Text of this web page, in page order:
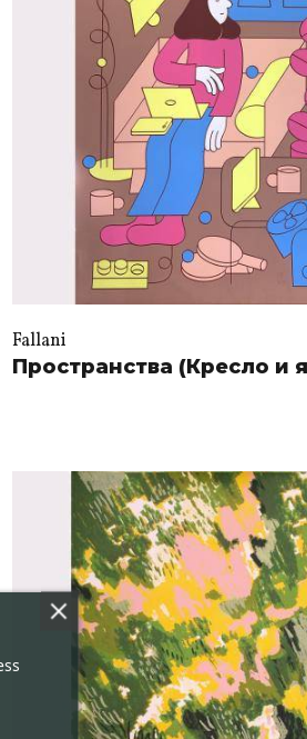
Fallani
Пространства (Кресло и